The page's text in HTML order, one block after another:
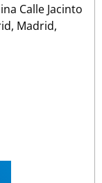
Calle Jacinto
Madrid,